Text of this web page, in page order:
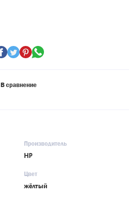
В сравнение
Производитель
HP
Цвет
жёлтый